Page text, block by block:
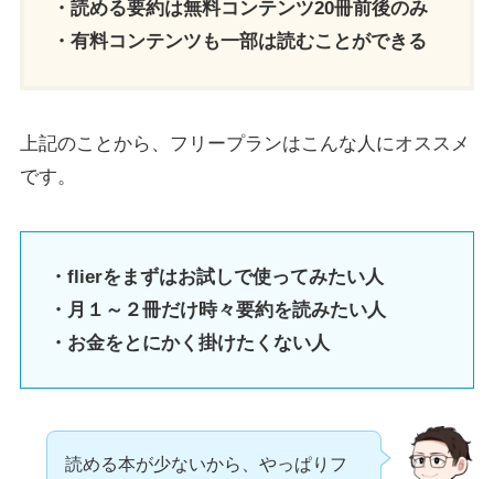
・読める要約は無料コンテンツ20冊前後のみ
・有料コンテンツも一部は読むことができる
上記のことから、フリープランはこんな人にオススメ
です。
・flierをまずはお試しで使ってみたい人
・月１～２冊だけ時々要約を読みたい人
・お金をとにかく掛けたくない人
読める本が少ないから、やっぱりフ